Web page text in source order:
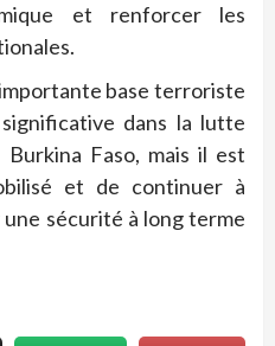
et renforcer les
base terroriste
dans la lutte
Faso, mais il est
et de continuer à
sécurité à long terme